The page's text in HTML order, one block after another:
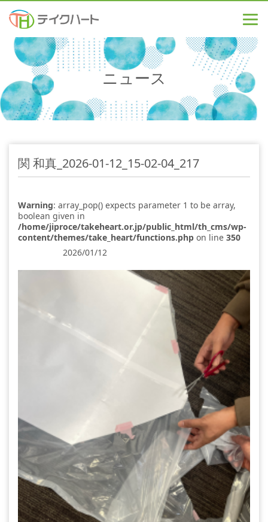
ニュース
関 和真_2026-01-12_15-02-04_217
Warning: array_pop() expects parameter 1 to be array,
boolean given in
/home/jiproce/takeheart.or.jp/public_html/th_cms/wp-
content/themes/take_heart/functions.php on line 350
2026/01/12